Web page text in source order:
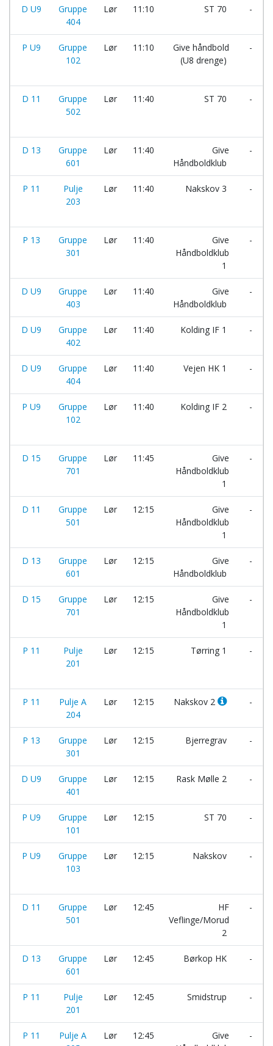
D U9
Gruppe
404
Lør 11:10 ST 70 -
P U9
Gruppe
102
Lør 11:10
Give håndbold
(U8 drenge)
-
D 11
Gruppe
502
Lør 11:40 ST 70 -
D 13
Gruppe
601
Lør 11:40
Give
Håndboldklub
-
P 11
Pulje
203
Lør 11:40 Nakskov 3 -
P 13
Gruppe
301
Lør 11:40
Give
Håndboldklub
1
-
D U9
Gruppe
403
Lør 11:40
Give
Håndboldklub
-
D U9
Gruppe
402
Lør 11:40 Kolding IF 1 -
D U9
Gruppe
404
Lør 11:40 Vejen HK 1 -
P U9
Gruppe
102
Lør 11:40 Kolding IF 2 -
D 15
Gruppe
701
Lør 11:45
Give
Håndboldklub
1
-
D 11
Gruppe
501
Lør 12:15
Give
Håndboldklub
1
-
D 13
Gruppe
601
Lør 12:15
Give
Håndboldklub
-
D 15
Gruppe
701
Lør 12:15
Give
Håndboldklub
1
-
P 11
Pulje
201
Lør 12:15 Tørring 1 -
P 11
Pulje A
204
Lør 12:15 Nakskov 2 -
P 13
Gruppe
301
Lør 12:15 Bjerregrav -
D U9
Gruppe
401
Lør 12:15 Rask Mølle 2 -
P U9
Gruppe
101
Lør 12:15 ST 70 -
P U9
Gruppe
103
Lør 12:15 Nakskov -
D 11
Gruppe
501
Lør 12:45
HF
Veflinge/Morud
2
-
D 13
Gruppe
601
Lør 12:45 Børkop HK -
P 11
Pulje
201
Lør 12:45 Smidstrup -
P 11
Pulje A
Lør 12:45
Give
-